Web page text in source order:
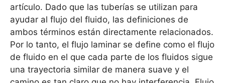
artículo. Dado que las tuberías se utilizan para
ayudar al flujo del fluido, las definiciones de
ambos términos están directamente relacionados.
Por lo tanto, el flujo laminar se define como el flujo
de fluido en el que cada parte de los fluidos sigue
una trayectoria similar de manera suave y el